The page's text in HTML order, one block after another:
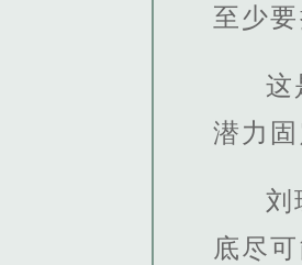
至少
这
潜力固
刘
底尽